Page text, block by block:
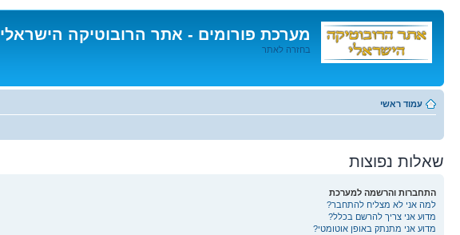
מערכת פורומים - אתר הרובוטיקה הישראלי
בחזרה לאתר
לתוכן
עמוד ראשי
שאלות נפוצות
התחברות והרשמה למערכת
למה אני לא מצליח להתחבר?
מדוע אני צריך להרשם בכלל?
מדוע אני מתנתק באופן אוטומטי?